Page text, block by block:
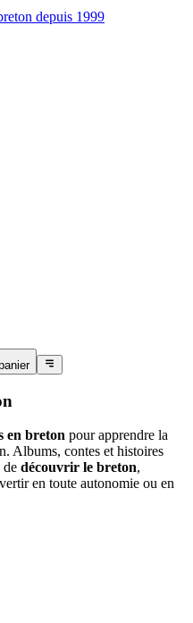
depuis 1999
en breton pour apprendre la
Albums, contes et histoires
de découvrir le breton,
en toute autonomie ou en